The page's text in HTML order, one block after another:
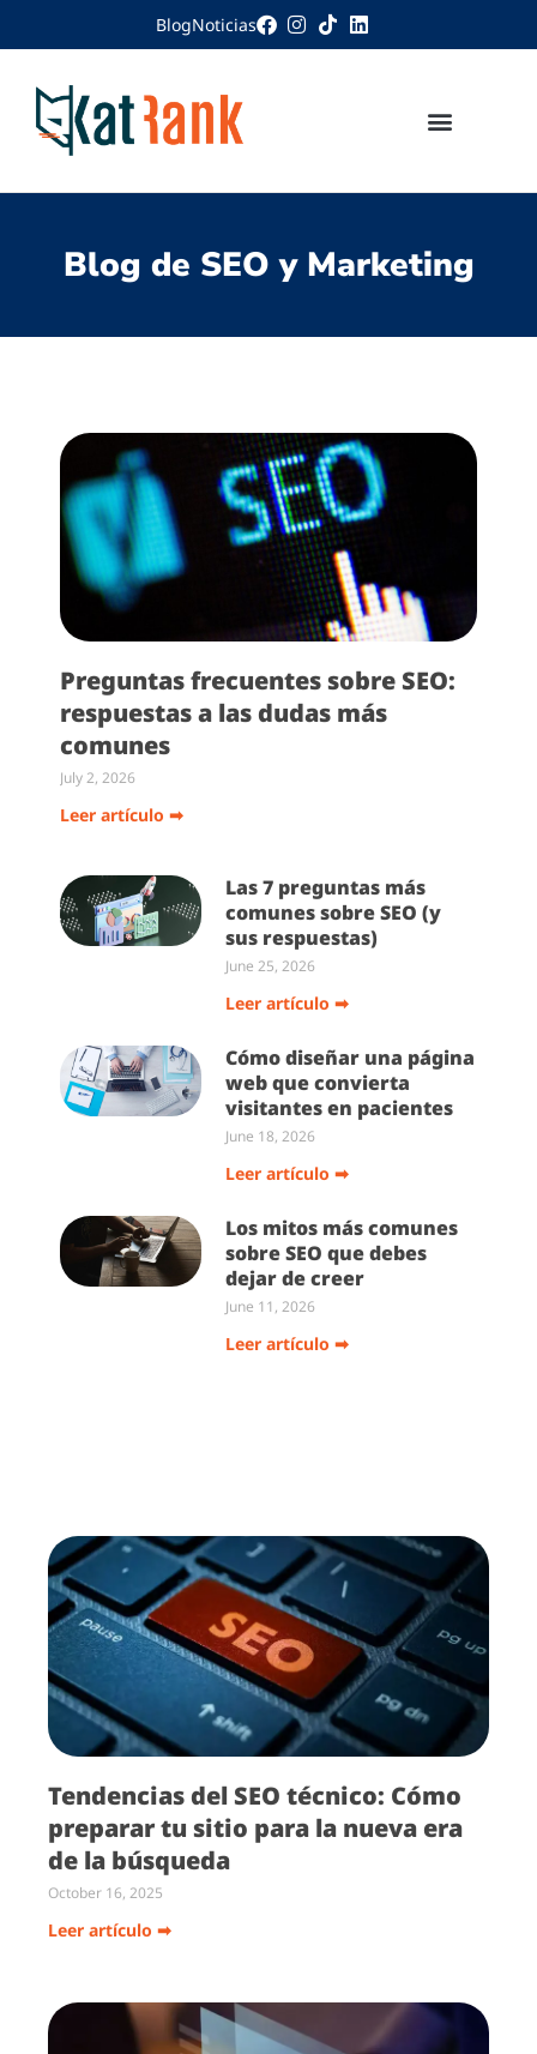
BlogNoticias
Blog de SEO y Marketing
Preguntas frecuentes sobre SEO:
respuestas a las dudas más
comunes
July 2, 2026
Leer artículo ➡
Las 7 preguntas más
comunes sobre SEO (y
sus respuestas)
June 25, 2026
Leer artículo ➡
Cómo diseñar una página
web que convierta
visitantes en pacientes
June 18, 2026
Leer artículo ➡
Los mitos más comunes
sobre SEO que debes
dejar de creer
June 11, 2026
Leer artículo ➡
Tendencias del SEO técnico: Cómo
preparar tu sitio para la nueva era
de la búsqueda
October 16, 2025
Leer artículo ➡